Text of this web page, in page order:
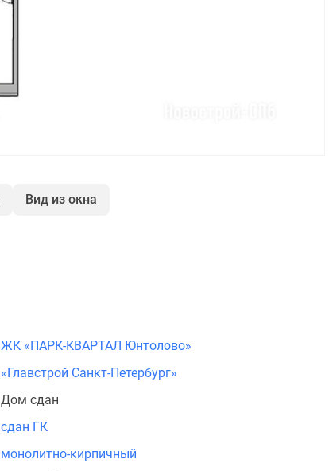
Вид из окна
ЖК «ПАРК-КВАРТАЛ Юнтолово»
«Главстрой Санкт-Петербург»
Дом сдан
сдан ГК
монолитно-кирпичный